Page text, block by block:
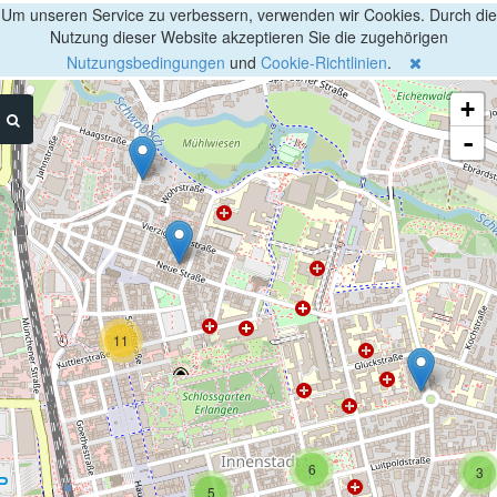
Um unseren Service zu verbessern, verwenden wir Cookies. Durch die
Nutzung dieser Website akzeptieren Sie die zugehörigen
Nutzungsbedingungen und Cookie-Richtlinien.
11
3
6
5
+
-